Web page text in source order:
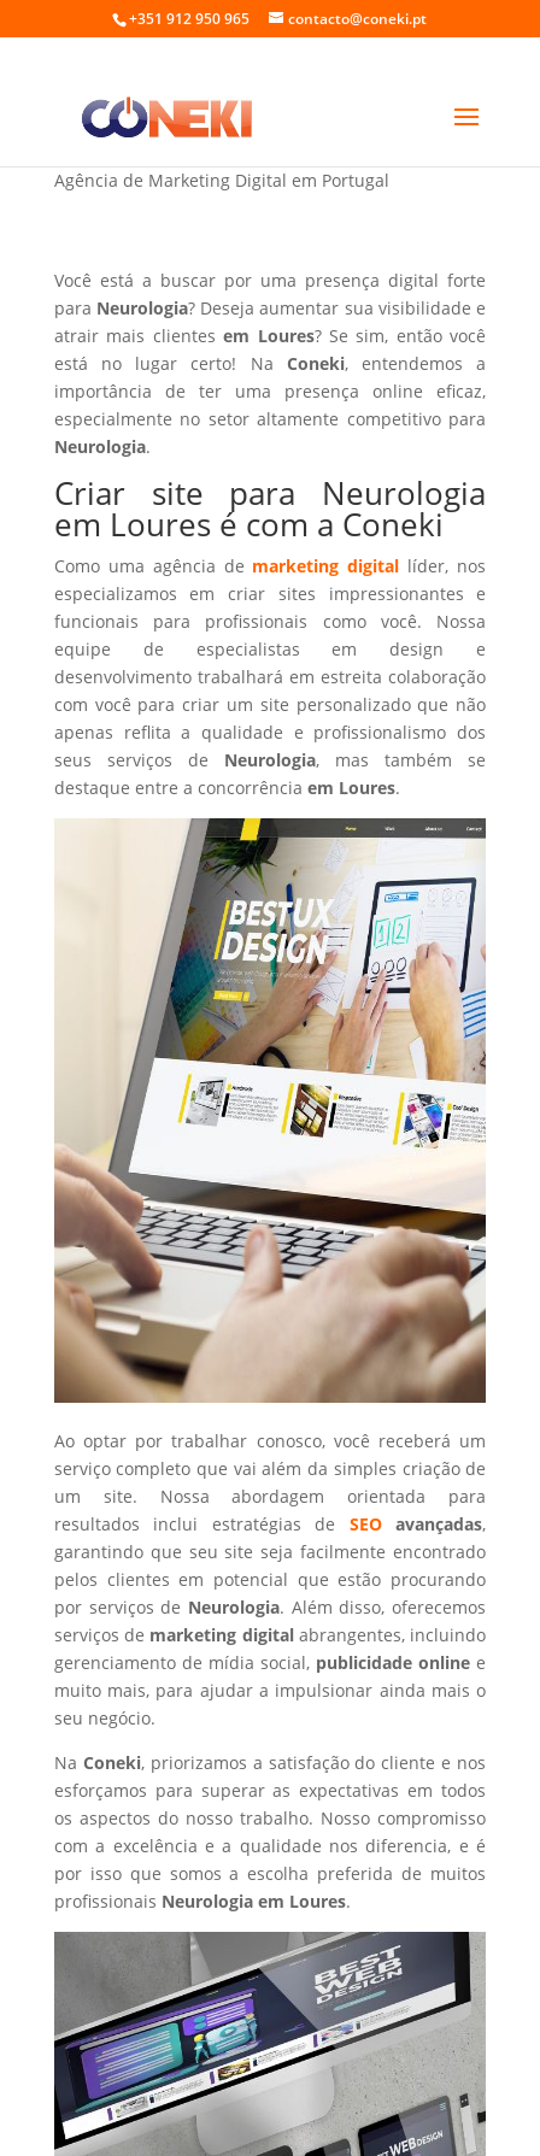
+351 912 950 965 contacto@coneki.pt
Criar site para Neurologia em Loures
Agência de Marketing Digital em Portugal
Você está a buscar por uma presença digital forte
para Neurologia? Deseja aumentar sua visibilidade e
atrair mais clientesem Loures? Se sim, então você
está no lugar certo! Na Coneki, entendemos a
importância de ter uma presença online eficaz,
especialmente no setor altamente competitivo para
Neurologia.
Criar site para Neurologia
em Loures é com a Coneki
Como uma agência de marketing digital líder, nos
especializamos em criar sites impressionantes e
funcionais para profissionais como você. Nossa
equipe de especialistas em design e
desenvolvimento trabalhará em estreita colaboração
com você para criar um site personalizado que não
apenas reflita a qualidade e profissionalismo dos
seus serviços de Neurologia, mas também se
destaque entre a concorrência em Loures.
Ao optar por trabalhar conosco, você receberá um
serviço completo que vai além da simples criação de
um site. Nossa abordagem orientada para
resultados inclui estratégias de SEOavançadas,
garantindo que seu site seja facilmente encontrado
pelos clientes em potencial que estão procurando
por serviços de Neurologia. Além disso, oferecemos
serviços de marketing digital abrangentes, incluindo
gerenciamento de mídia social, publicidade online e
muito mais, para ajudar a impulsionar ainda mais o
seu negócio.
Na Coneki, priorizamos a satisfação do cliente e nos
esforçamos para superar as expectativas em todos
os aspectos do nosso trabalho. Nosso compromisso
com a excelência e a qualidade nos diferencia, e é
por isso que somos a escolha preferida de muitos
profissionais Neurologiaem Loures.